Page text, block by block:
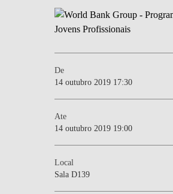
De
14 outubro 2019 17:30
Ate
14 outubro 2019 19:00
Local
Sala D139